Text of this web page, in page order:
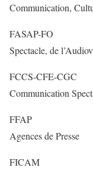
Communication,
FASAP-FO
Spectacle, de
FCCS-CFE-
Communication
FFAP
Agences de Presse
FICAM